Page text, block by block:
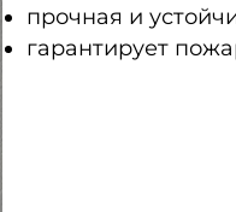
прочная и
гарантирует